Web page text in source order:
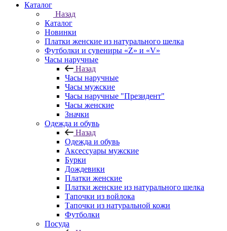
Каталог
Назад
Каталог
Новинки
Платки женские из натурального шелка
Футболки и сувениры «Z» и «V»
Часы наручные
Назад
Часы наручные
Часы мужские
Часы наручные "Президент"
Часы женские
Значки
Одежда и обувь
Назад
Одежда и обувь
Аксессуары мужские
Бурки
Дождевики
Платки женские
Платки женские из натурального шелка
Тапочки из войлока
Тапочки из натуральной кожи
Футболки
Посуда